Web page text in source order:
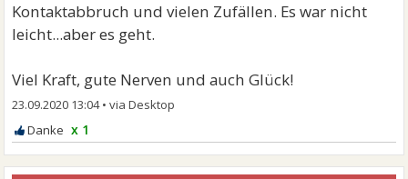
Kontaktabbruch und vielen Zufällen. Es war nicht
leicht...aber es geht.
Viel Kraft, gute Nerven und auch Glück!
23.09.2020 13:04•
x 1